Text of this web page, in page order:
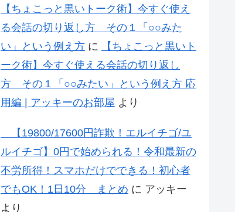
【ちょこっと黒いトーク術】今すぐ使え
る会話の切り返し方 その１「○○みた
い」という例え方 に
【ちょこっと黒いト
ーク術】今すぐ使える会話の切り返し
方 その１「○○みたい」という例え方 応
用編 | アッキーのお部屋 より
【19800/17600円詐欺！エルイチゴ/ユ
ルイチゴ】0円で始められる！令和最新の
不労所得！スマホだけでできる！初心者
でもOK！1日10分 まとめ に アッキー
より